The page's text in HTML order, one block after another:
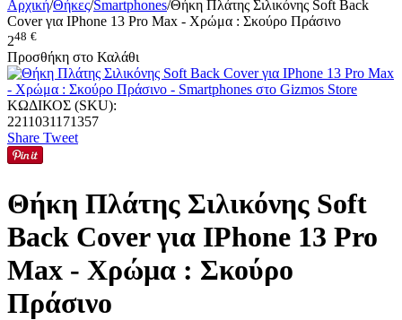
Αρχική/Θήκες/Smartphones/Θήκη Πλάτης Σιλικόνης Soft Back
Cover για IPhone 13 Pro Max - Χρώμα : Σκούρο Πράσινο
248 €
Προσθήκη στο Καλάθι
ΚΩΔΙΚΟΣ (SKU):
2211031171357
Share Tweet
Θήκη Πλάτης Σιλικόνης Soft
Back Cover για IPhone 13 Pro
Max - Χρώμα : Σκούρο
Πράσινο